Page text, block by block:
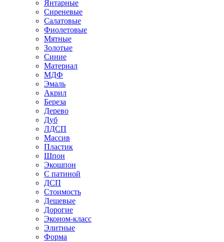
Янтарные
Сиреневые
Салатовые
Фиолетовые
Мятные
Золотые
Синие
Материал
МДФ
Эмаль
Акрил
Береза
Дерево
Дуб
ЛДСП
Массив
Пластик
Шпон
Экошпон
С патиной
ДСП
Стоимость
Дешевые
Дорогие
Эконом-класс
Элитные
Форма